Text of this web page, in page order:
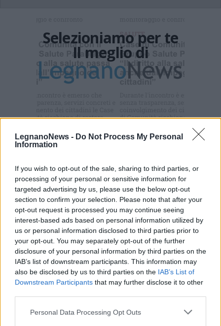
LegnanoNews - Do Not Process My Personal
Information
If you wish to opt-out of the sale, sharing to third parties, or
processing of your personal or sensitive information for
targeted advertising by us, please use the below opt-out
section to confirm your selection. Please note that after your
opt-out request is processed you may continue seeing
interest-based ads based on personal information utilized by
us or personal information disclosed to third parties prior to
your opt-out. You may separately opt-out of the further
disclosure of your personal information by third parties on the
IAB’s list of downstream participants. This information may
also be disclosed by us to third parties on the IAB’s List of
Downstream Participants that may further disclose it to other
Personal Data Processing Opt Outs
Selezioniamo per te
Il meglio di
newsletter
Accedioregistratiper commentare questo
articolo.
L'email è richiesta ma non verrà mostrata ai visitatori. Il contenuto di questo
commento esprime il pensiero dell'autore e non rappresenta la linea editoriale
di VareseNews.it, che rimane autonoma e indipendente. I messaggi inclusi nei
commenti non sono testi giornalistici, ma post inviati dai singoli lettori che
possono essere automaticamente pubblicati senza filtro preventivo. I commenti
che includano uno o più link a siti esterni verranno rimossi in automatico dal
sistema.